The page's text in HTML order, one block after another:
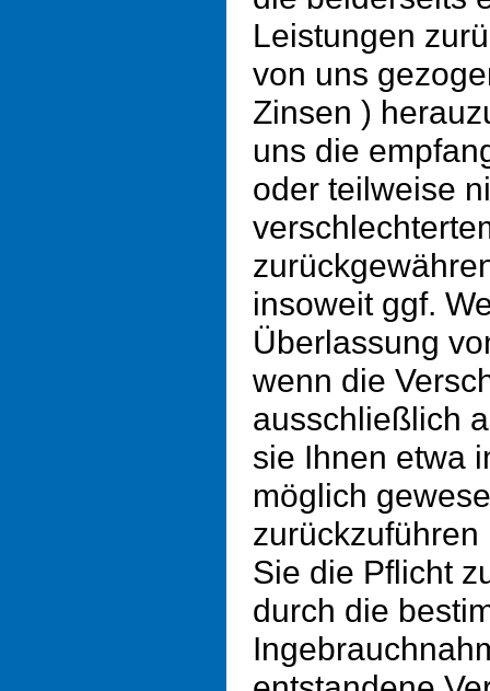
Leistungen
von uns
Zinsen )
uns die
oder teilweise
insoweit ggf.
Überlassung
wenn die
ausschließlich
sie Ihnen etwa
möglich
Sie die Pflicht
durch die